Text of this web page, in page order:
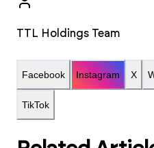
TTL Holdings Team
Facebook Instagram X
TikTok